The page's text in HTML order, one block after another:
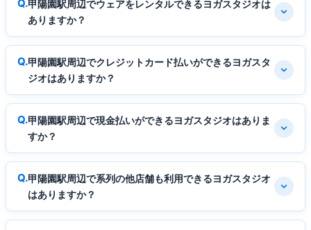
甲陽園駅周辺でウェアをレンタルできるヨガスタジオは
ありますか？
甲陽園駅周辺でクレジットカード払いができるヨガスタ
ジオはありますか？
甲陽園駅周辺で現金払いができるヨガスタジオはありま
すか？
甲陽園駅周辺で系列の他店舗も利用できるヨガスタジオ
はありますか？